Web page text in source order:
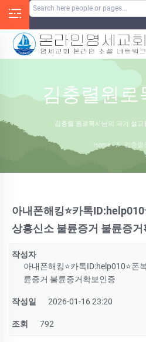
김충렬원로
김충렬 원로목사님의 과거 설
Home / 김충렬
아내폰해킹⭐카톡
상흥신소 불륜증거 불륜증
작성자
아내폰해킹⭐카톡ID:help010⭐폰
륜증거 불륜증거확보인증
작성일 2026-01-16 23:20
조회 792